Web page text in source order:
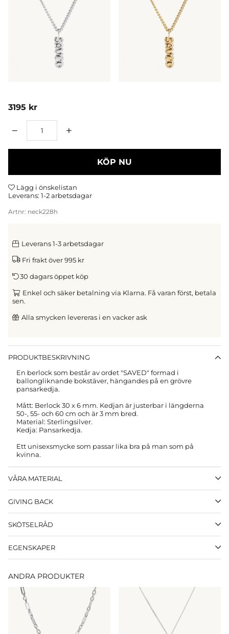
3195 kr
KÖP NU
Lägg i önskelistan
Leverans: 1-2 arbetsdagar
Artnr: neck228h
Leverans 1-3 arbetsdagar
Fri frakt över 995 kr
30 dagars öppet köp
Enkel och säker betalning via Klarna. Få varan först, betala
sen.
Alla smycken levereras i en vacker ask
PRODUKTBESKRIVNING
En berlock som består av ordet "SAVED" formad i
ballongliknande bokstäver, hängandes på en grövre
pansarkedja.
Mått: Berlock 30 x 6 mm. Kedjan är justerbar i längderna
50-, 55- och 60 cm och är 3 mm bred.
Material: Sterlingsilver.
Kedja: Pansarkedja.
Ett unisexsmycke som passar lika bra på man som på
kvinna.
VÅRA MATERIAL
GIVING BACK
SKÖTSELRÅD
EGENSKAPER
ANDRA PRODUKTER